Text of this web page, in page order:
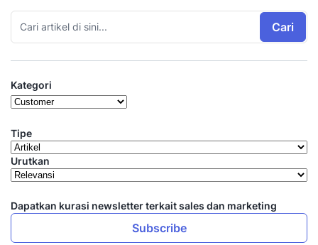
Cari
Kategori
Tipe
Urutkan
Dapatkan kurasi newsletter terkait sales dan marketing
Subscribe